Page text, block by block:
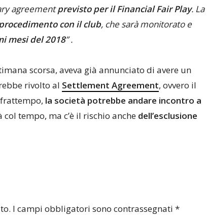
agreementprevisto per il Financial Fair Play. La
con il club, che sarà monitorato e
mesi del 2018” .
scorsa, aveva già annunciato di avere un
rivolto al Settlement Agreement, ovvero il
la società potrebbe andare incontro a
tempo, ma c’è il rischio anche dell’esclusione
I campi obbligatori sono contrassegnati *